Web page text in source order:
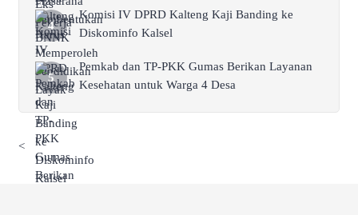
Komisi IV DPRD Kalteng Kaji Banding ke
Diskominfo Kalsel
Pemkab dan TP-PKK Gumas Berikan Layanan
Kesehatan untuk Warga 4 Desa
<